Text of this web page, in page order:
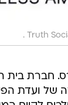
חברת בית
ועדת